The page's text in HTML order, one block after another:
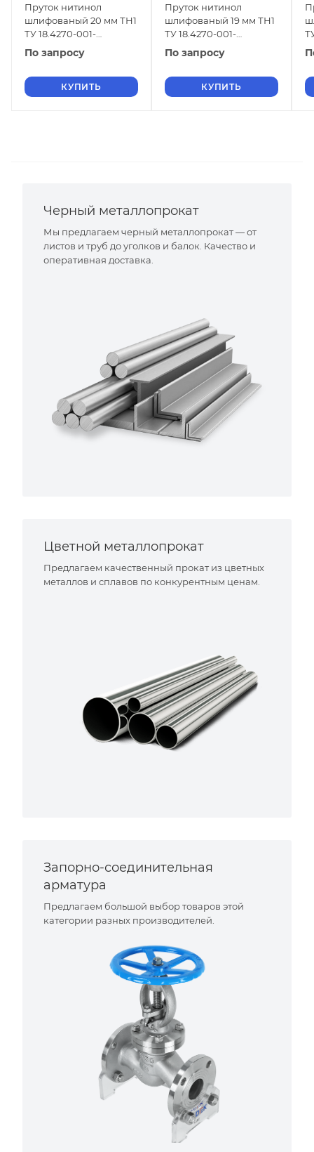
Пруток нитинол
шлифованый 20 мм ТН1
ТУ 18.4270-001-
16980791-2013
По запросу
КУПИТЬ
Пруток нитинол
шлифованый 19 мм ТН1
ТУ 18.4270-001-
16980791-2013
По запросу
КУПИТЬ
Черный металлопрокат
Мы предлагаем черный металлопрокат — от
листов и труб до уголков и балок. Качество и
оперативная доставка.
Цветной металлопрокат
Предлагаем качественный прокат из цветных
металлов и сплавов по конкурентным ценам.
Запорно-соединительная
арматура
Предлагаем большой выбор товаров этой
категории разных производителей.